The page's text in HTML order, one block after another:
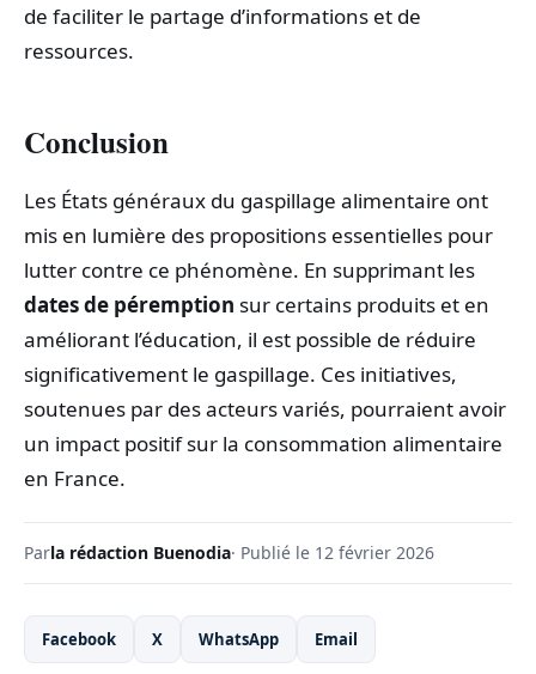
de faciliter le partage d’informations et de
ressources.
Conclusion
Les États généraux du gaspillage alimentaire ont
mis en lumière des propositions essentielles pour
lutter contre ce phénomène. En supprimant les
dates de péremption sur certains produits et en
améliorant l’éducation, il est possible de réduire
significativement le gaspillage. Ces initiatives,
soutenues par des acteurs variés, pourraient avoir
un impact positif sur la consommation alimentaire
en France.
Parla rédaction Buenodia· Publié le 12 février 2026
Facebook X WhatsApp Email